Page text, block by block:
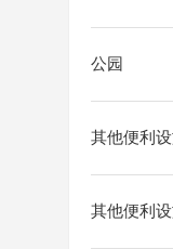
公园
其他便利设
其他便利